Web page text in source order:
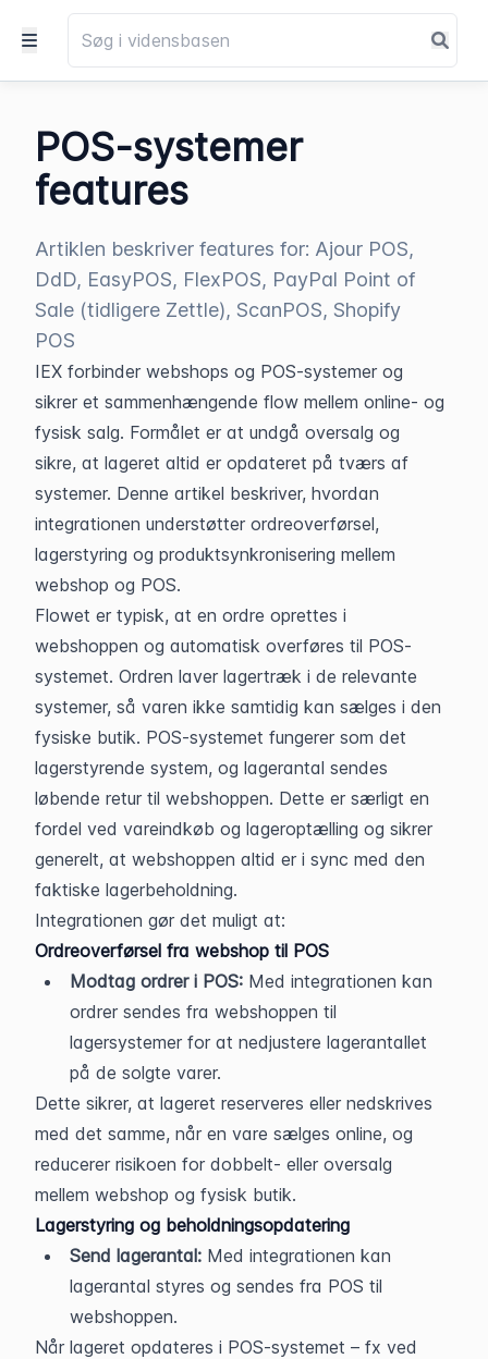
POS-systemer
features
Artiklen beskriver features for: Ajour POS,
DdD, EasyPOS, FlexPOS, PayPal Point of
Sale (tidligere Zettle), ScanPOS, Shopify
POS
IEX forbinder webshops og POS-systemer og
sikrer et sammenhængende flow mellem online- og
fysisk salg. Formålet er at undgå oversalg og
sikre, at lageret altid er opdateret på tværs af
systemer. Denne artikel beskriver, hvordan
integrationen understøtter ordreoverførsel,
lagerstyring og produktsynkronisering mellem
webshop og POS.
Flowet er typisk, at en ordre oprettes i
webshoppen og automatisk overføres til POS-
systemet. Ordren laver lagertræk i de relevante
systemer, så varen ikke samtidig kan sælges i den
fysiske butik. POS-systemet fungerer som det
lagerstyrende system, og lagerantal sendes
løbende retur til webshoppen. Dette er særligt en
fordel ved vareindkøb og lageroptælling og sikrer
generelt, at webshoppen altid er i sync med den
faktiske lagerbeholdning.
Integrationen gør det muligt at:
Ordreoverførsel fra webshop til POS
Modtag ordrer i POS: Med integrationen kan
ordrer sendes fra webshoppen til
lagersystemer for at nedjustere lagerantallet
på de solgte varer.
Dette sikrer, at lageret reserveres eller nedskrives
med det samme, når en vare sælges online, og
reducerer risikoen for dobbelt- eller oversalg
mellem webshop og fysisk butik.
Lagerstyring og beholdningsopdatering
Send lagerantal: Med integrationen kan
lagerantal styres og sendes fra POS til
webshoppen.
Når lageret opdateres i POS-systemet – fx ved